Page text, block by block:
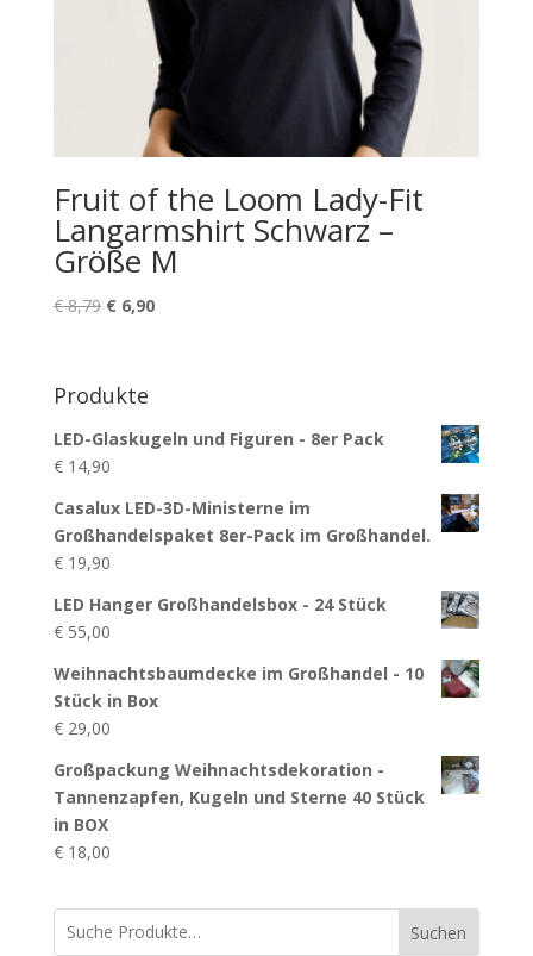
Fruit of the Loom Lady-Fit
Langarmshirt Schwarz –
Größe M
€8,79 Ursprünglicher
€ 8,79
€6,90Aktueller
Produkte
LED-Glaskugeln und Figuren - 8er Pack
€14,90
Casalux LED-3D-Ministerne im
Großhandelspaket 8er-Pack im Großhandel.
€19,90
LED Hanger Großhandelsbox - 24 Stück
€55,00
Weihnachtsbaumdecke im Großhandel - 10
Stück in Box
€29,00
Großpackung Weihnachtsdekoration -
Tannenzapfen, Kugeln und Sterne 40 Stück
in BOX
€18,00
Suchen